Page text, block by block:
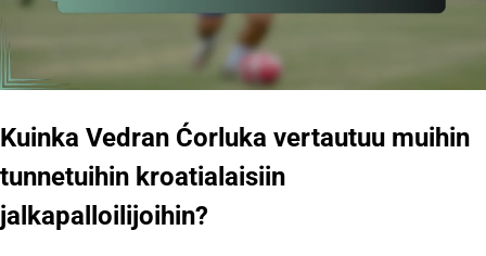
Kuinka Vedran Ćorluka vertautuu muihin
tunnetuihin kroatialaisiin
jalkapalloilijoihin?